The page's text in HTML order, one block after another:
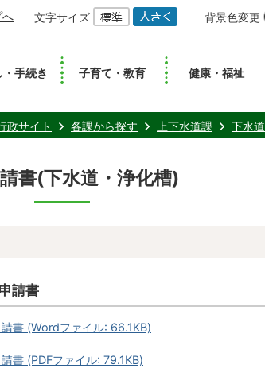
へ 文字サイズ 背景色変更
・手続き 子育て・教育 健康・福祉
政サイト 各課から探す 上下水道課 下水道
書(下水道・浄化槽)
請書
書 (Wordファイル: 66.1KB)
書 (PDFファイル: 79.1KB)